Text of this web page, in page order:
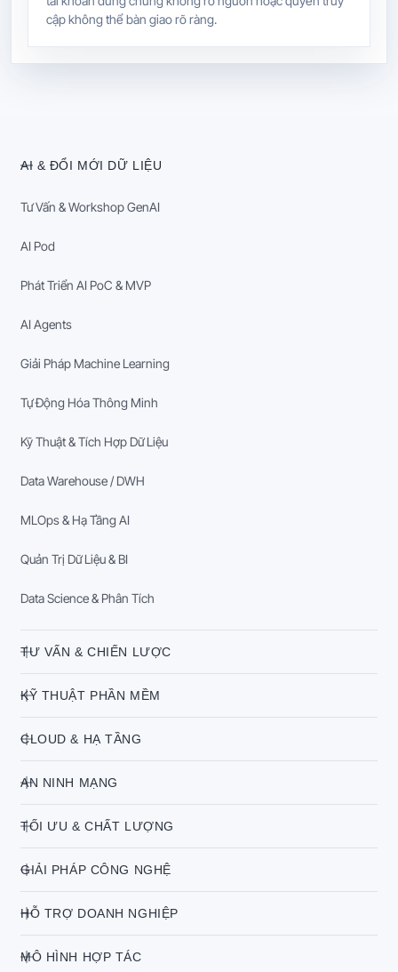
cập không thể bàn giao rõ ràng.
AI & ĐỔI MỚI DỮ LIỆU
Tư Vấn & Workshop GenAI
AI Pod
Phát Triển AI PoC & MVP
AI Agents
Giải Pháp Machine Learning
Tự Động Hóa Thông Minh
Kỹ Thuật & Tích Hợp Dữ Liệu
Data Warehouse / DWH
MLOps & Hạ Tầng AI
Quản Trị Dữ Liệu & BI
Data Science & Phân Tích
TƯ VẤN & CHIẾN LƯỢC
KỸ THUẬT PHẦN MỀM
CLOUD & HẠ TẦNG
AN NINH MẠNG
TỐI ƯU & CHẤT LƯỢNG
GIẢI PHÁP CÔNG NGHỆ
HỖ TRỢ DOANH NGHIỆP
MÔ HÌNH HỢP TÁC